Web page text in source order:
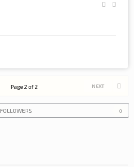
NEXT
Page 2 of 2
FOLLOWERS 0